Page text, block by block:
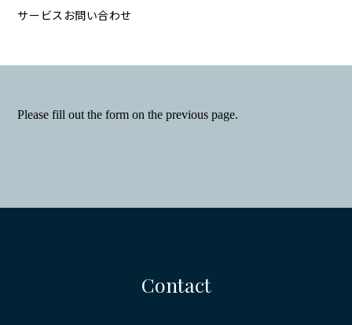
サービスお問い合わせ
Please fill out the form on the previous page.
Contact